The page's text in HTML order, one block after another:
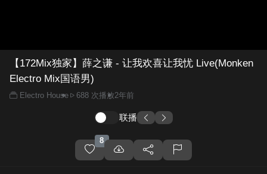
【172Mix独家】薛之谦 - 让我欢喜让我忧 Live(Monken
Electro Mix国语男)
Electro House 688 次播放2年前
联播
8